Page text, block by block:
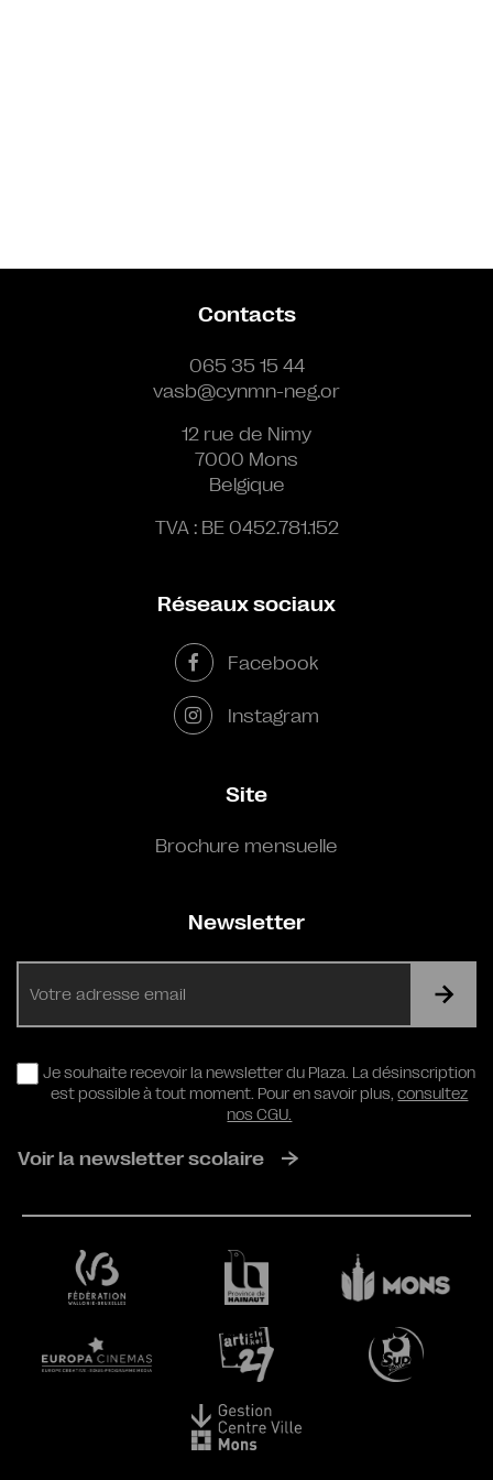
Contacts
065 35 15 44
vasb@cynmn-neg.or
12 rue de Nimy
7000 Mons
Belgique
TVA : BE 0452.781.152
Réseaux sociaux
Facebook
Instagram
Site
Brochure mensuelle
Newsletter
RGPD
Je souhaite recevoir la newsletter du Plaza. La désinscription
est possible à tout moment. Pour en savoir plus,consultez
nos CGU.
Voir la newsletter scolaire